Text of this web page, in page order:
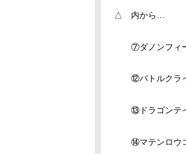
△ 内から…
⑦ダノンフィ
⑫バトルクラ
⑬ドラゴンテ
⑭マテンロウ